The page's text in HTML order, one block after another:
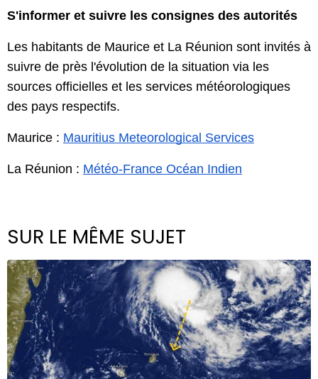
S'informer et suivre les consignes des autorités
Les habitants de Maurice et La Réunion sont invités à
suivre de près l'évolution de la situation via les
sources officielles et les services météorologiques
des pays respectifs.
Maurice : Mauritius Meteorological Services
La Réunion : Météo-France Océan Indien
SUR LE MÊME SUJET